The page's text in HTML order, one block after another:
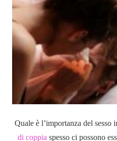
Quale è l’importanza del sesso
di coppia spesso ci possono